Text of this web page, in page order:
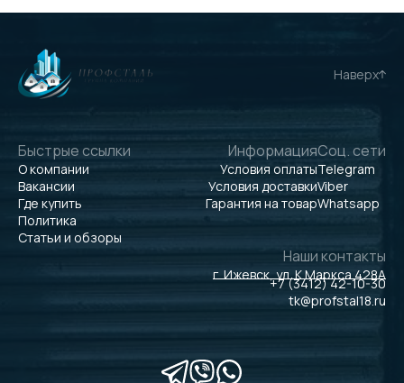
Наверх
Быстрые ссылки
О компании
Вакансии
Где купить
Политика
Статьи и обзоры
Информация
Условия оплаты
Условия доставки
Гарантия на товар
Соц. сети
Telegram
Viber
Whatsapp
Наши контакты
г. Ижевск, ул. К.Маркса 428А
+7 (3412) 42-10-30
tk@profstal18.ru